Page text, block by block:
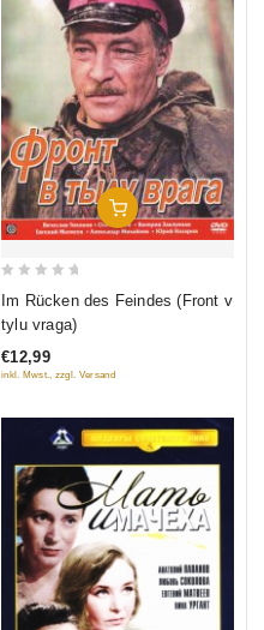
In Den Warenkorb
5
Im Rücken des Feindes (Front v
tylu vraga)
€12,99
inkl. Mwst., zzgl. Versand